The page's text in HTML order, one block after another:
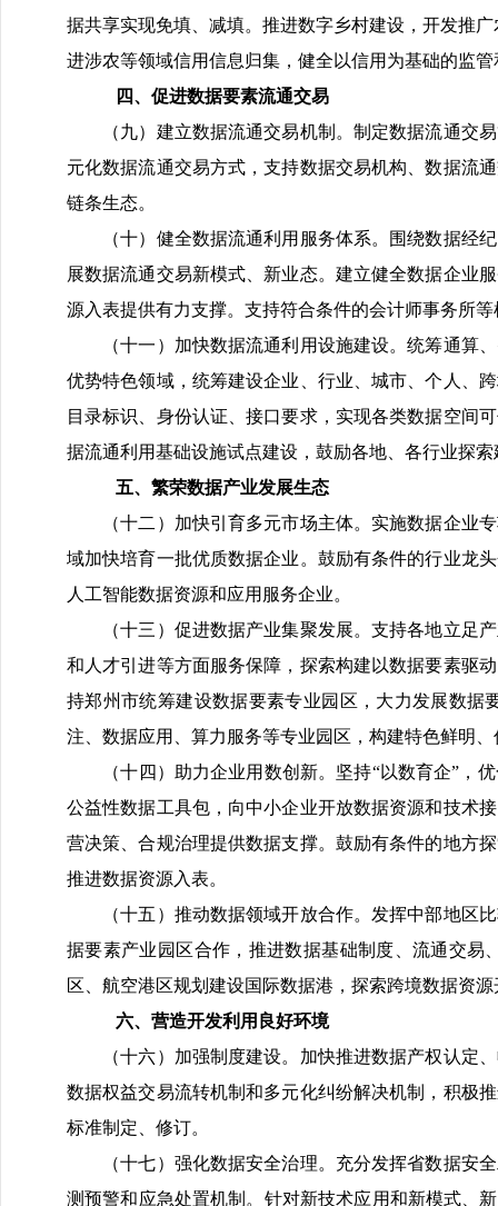
据共享实现免填、减填。推进数字乡村建设，开发推
进涉农等领域信用信息归集，健全以信用为基础的监
四、促进数据要素流通交易
（九）建立数据流通交易机制。制定数据流通交易
元化数据流通交易方式，支持数据交易机构、数据流
链条生态。
（十）健全数据流通利用服务体系。围绕数据经纪
展数据流通交易新模式、新业态。建立健全数据企业
源入表提供有力支撑。支持符合条件的会计师事务所
（十一）加快数据流通利用设施建设。统筹通算、
优势特色领域，统筹建设企业、行业、城市、个人、
目录标识、身份认证、接口要求，实现各类数据空间
据流通利用基础设施试点建设，鼓励各地、各行业探
五、繁荣数据产业发展生态
（十二）加快引育多元市场主体。实施数据企业专
域加快培育一批优质数据企业。鼓励有条件的行业龙
人工智能数据资源和应用服务企业。
（十三）促进数据产业集聚发展。支持各地立足产
和人才引进等方面服务保障，探索构建以数据要素驱
持郑州市统筹建设数据要素专业园区，大力发展数
注、数据应用、算力服务等专业园区，构建特色鲜明
（十四）助力企业用数创新。坚持“以数育企”，优
公益性数据工具包，向中小企业开放数据资源和技术
营决策、合规治理提供数据支撑。鼓励有条件的地方
推进数据资源入表。
（十五）推动数据领域开放合作。发挥中部地区比
据要素产业园区合作，推进数据基础制度、流通交
区、航空港区规划建设国际数据港，探索跨境数据资
六、营造开发利用良好环境
（十六）加强制度建设。加快推进数据产权认定、
数据权益交易流转机制和多元化纠纷解决机制，积极
标准制定、修订。
（十七）强化数据安全治理。充分发挥省数据安全
测预警和应急处置机制。针对新技术应用和新模式、